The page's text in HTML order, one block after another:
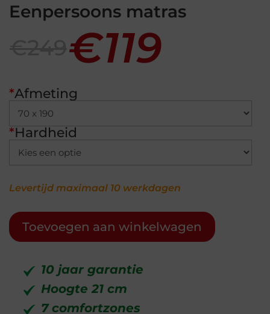
Eenpersoons matras
€119
*Afmeting
*Hardheid
Levertijd maximaal 10 werkdagen
Toevoegen aan winkelwagen
10 jaar garantie
Hoogte 21 cm
7 comfortzones